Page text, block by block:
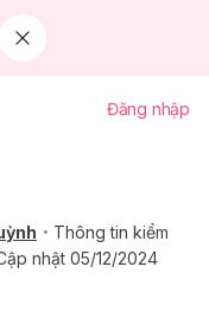
Đăng nhập
Thông tin kiểm
nhật 05/12/2024